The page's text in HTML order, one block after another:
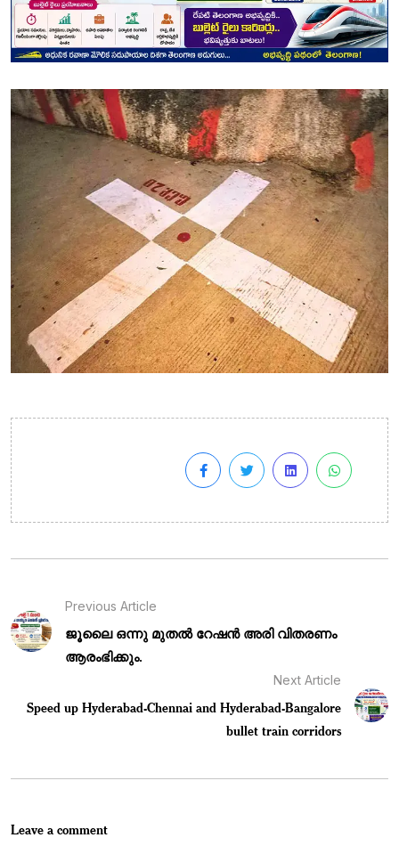
Previous Article
ജൂലൈ ഒന്നു മുതൽ റേഷൻ അരി വിതരണം
ആരംഭിക്കും.
Next Article
Speed up Hyderabad-Chennai and Hyderabad-Bangalore
bullet train corridors
Leave a comment